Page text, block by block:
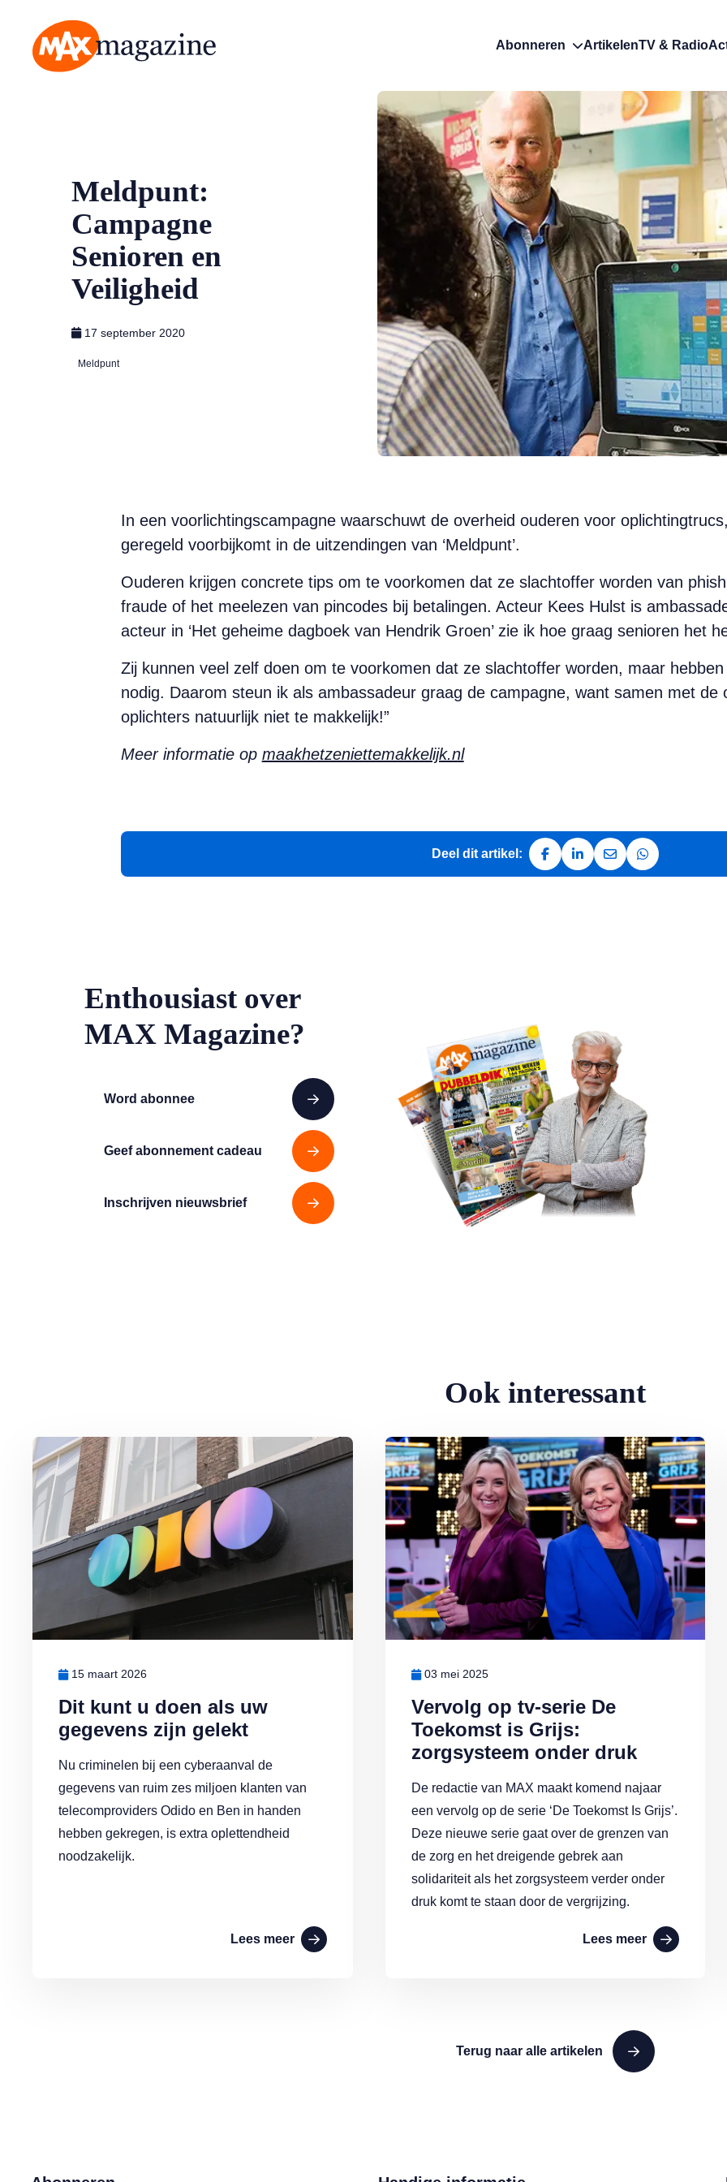
Abonneren ArtikelenTV & Radio
Meldpunt:
Campagne
Senioren en
Veiligheid
17 september 2020
Meldpunt
In een voorlichtingscampagne waarschuwt de overheid ouderen voor
geregeld voorbijkomt in de uitzendingen van ‘Meldpunt’.
Ouderen krijgen concrete tips om te voorkomen dat ze slachtoffer worden van
fraude of het meelezen van pincodes bij betalingen. Acteur Kees Hulst is
acteur in ‘Het geheime dagboek van Hendrik Groen’ zie ik hoe graag senioren het
Zij kunnen veel zelf doen om te voorkomen dat ze slachtoffer worden, maar
nodig. Daarom steun ik als ambassadeur graag de campagne, want samen met de
oplichters natuurlijk niet te makkelijk!”
Meer informatie op maakhetzeniettemakkelijk.nl
Deel dit artikel:
Deel op Facebook
Deel op LinkedIn
Deel via e-mail
Deel via
Enthousiast over
MAX Magazine?
Word abonnee
Geef abonnement cadeau
Inschrijven nieuwsbrief
Ook interessant
Dit kunt u doen als uw
gegevens zijn gelekt
15 maart 2026
Nu criminelen bij een cyberaanval de
gegevens van ruim zes miljoen klanten van
telecomproviders Odido en Ben in handen
hebben gekregen, is extra oplettendheid
noodzakelijk.
Lees meer
Lees meer over Dit kunt u doen als uw gegevens zijn gelekt
Vervolg op tv-serie De
Toekomst is Grijs:
zorgsysteem onder druk
03 mei 2025
De redactie van MAX maakt komend najaar
een vervolg op de serie ‘De Toekomst Is Grijs’.
Deze nieuwe serie gaat over de grenzen van
de zorg en het dreigende gebrek aan
solidariteit als het zorgsysteem verder onder
druk komt te staan door de vergrijzing.
Lees meer
Lees meer over Vervolg op tv-serie De Toekomst is Grijs:
Terug naar alle artikelen